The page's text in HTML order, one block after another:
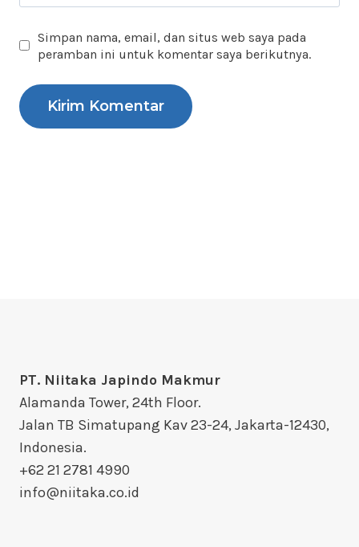
Simpan nama, email, dan situs web saya pada
peramban ini untuk komentar saya berikutnya.
PT. Niitaka Japindo Makmur
Alamanda Tower, 24th Floor.
Jalan TB Simatupang Kav 23-24, Jakarta-12430,
Indonesia.
+62 21 2781 4990
info@niitaka.co.id